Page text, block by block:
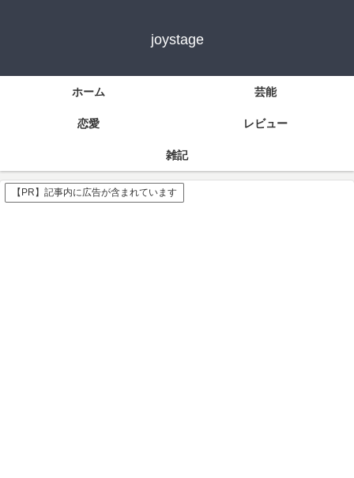
joystage
ホーム 芸能
恋愛 レビュー
雑記
【PR】記事内に広告が含まれています